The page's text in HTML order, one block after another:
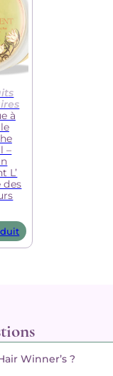
à
–
L’
des
Winner’s ?